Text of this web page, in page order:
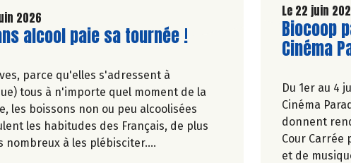
2026
suite de l'article
alcool paie sa tournée !
parce qu'elles s'adressent à
tous à n'importe quel moment de la
les boissons non ou peu alcoolisées
les habitudes des Français, de plus
nombreux à les plébisciter.
Le 22 juin
Lire la
Biocoop
Cinéma
Du 1er au 4
Cinéma
donnent
Cour Carrée
et de